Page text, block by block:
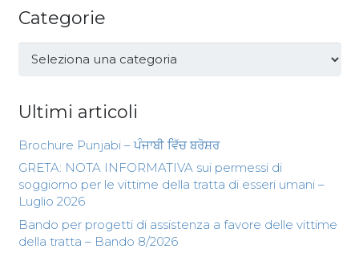
Categorie
Categorie
Ultimi articoli
Brochure Punjabi – ਪੰਜਾਬੀ ਵਿੱਚ ਬਰੋਸ਼ਰ
GRETA: NOTA INFORMATIVA sui permessi di
soggiorno per le vittime della tratta di esseri umani –
Luglio 2026
Bando per progetti di assistenza a favore delle vittime
della tratta – Bando 8/2026